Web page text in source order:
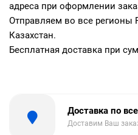
адреса при оформлении
Отправляем во все регионы
Казахстан.
Бесплатная доставка при
Доставка по
Доставим Ваш